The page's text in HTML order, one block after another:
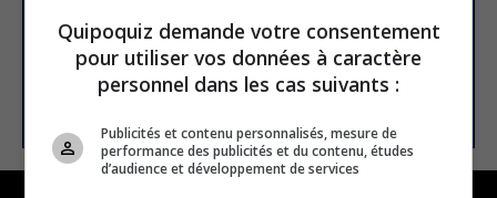
S’INSCRIRE
Quipoquiz demande votre consentement
pour utiliser vos données à caractère
personnel dans les cas suivants :
Publicités et contenu personnalisés, mesure de
performance des publicités et du contenu, études
d’audience et développement de services